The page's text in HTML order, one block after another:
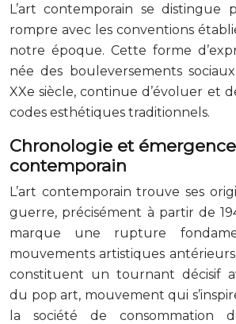
L’art contemporain se distingue
rompre avec les conventions
notre époque. Cette forme
née des bouleversements
XXe siècle, continue d’évoluer et
codes esthétiques traditionnels.
Chronologie et émergence
contemporain
L’art contemporain trouve ses
guerre, précisément à partir de
marque une rupture
mouvements artistiques
constituent un tournant décisif
du pop art, mouvement qui
la société de consommation